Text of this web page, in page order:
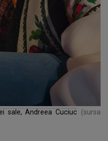
sale, Andreea Cuciuc
(sursa